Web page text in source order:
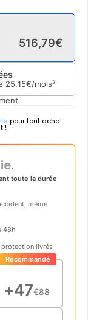
516,79€
25,15€/mois²
pour tout achat
!
toute la durée
même
48h
protection livrés
+47€88
Recommandé